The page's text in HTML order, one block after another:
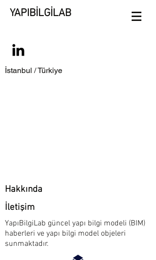
YAPIBİLGİLAB
İstanbul / Türkiye
Hakkında
İletişim
YapıBilgiLab güncel yapı bilgi modeli (BIM)
haberleri ve yapı bilgi model objeleri
sunmaktadır.